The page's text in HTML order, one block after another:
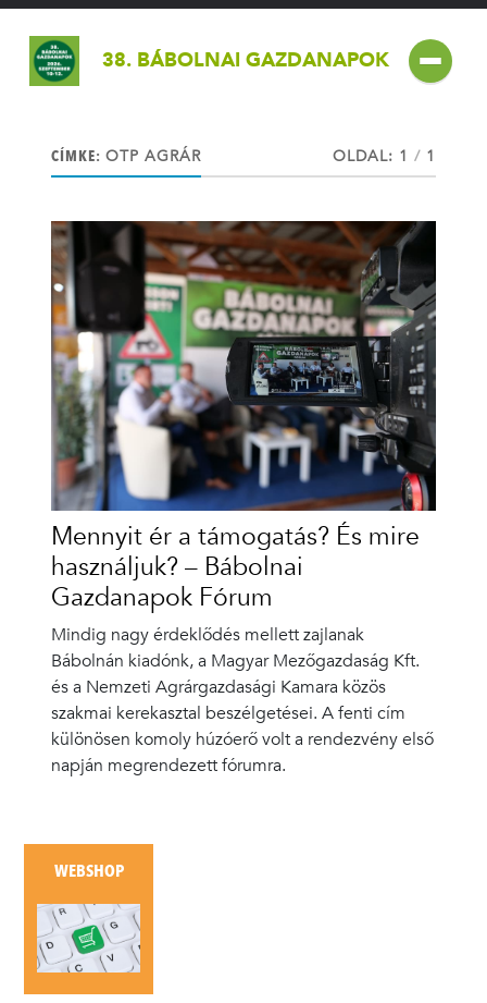
38. BÁBOLNAI GAZDANAPOK
CÍMKE: OTP AGRÁR OLDAL: 1 / 1
Mennyit ér a támogatás? És mire
használjuk? – Bábolnai
Gazdanapok Fórum
Mindig nagy érdeklődés mellett zajlanak
Bábolnán kiadónk, a Magyar Mezőgazdaság Kft.
és a Nemzeti Agrárgazdasági Kamara közös
szakmai kerekasztal beszélgetései. A fenti cím
különösen komoly húzóerő volt a rendezvény első
napján megrendezett fórumra.
WEBSHOP